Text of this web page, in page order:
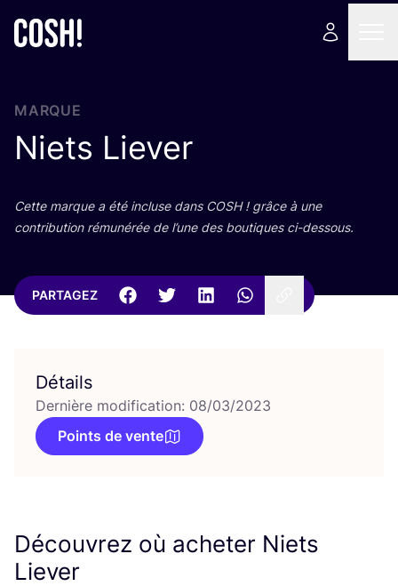
MARQUE
Niets Liever
Cette marque a été incluse dans COSH! grâce à une
contri­bu­tion rému­né­rée de l’une des bou­tiques ci-dessous.
PARTAGEZ
Détails
Dernière modification: 08/03/2023
Points de vente
Découvrez où acheter Niets
Liever